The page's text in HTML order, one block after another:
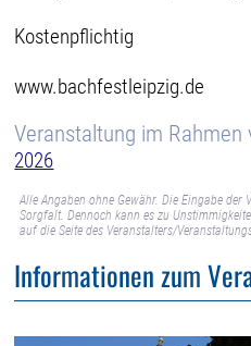
Kostenpflichtig
www.bachfestleipzig.de
Veranstaltung im Rahmen
2026
Alle Angaben ohne Gewähr. Die Eingabe
Sorgfalt. Dennoch kann es zu
auf die Seite des Veranstalters/
Informationen zum